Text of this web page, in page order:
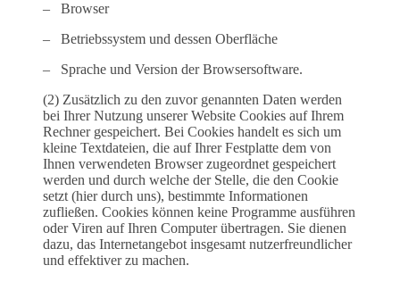
– Browser
– Betriebssystem und dessen Oberfläche
– Sprache und Version der Browsersoftware.
(2) Zusätzlich zu den zuvor genannten Daten werden
bei Ihrer Nutzung unserer Website Cookies auf Ihrem
Rechner gespeichert. Bei Cookies handelt es sich um
kleine Textdateien, die auf Ihrer Festplatte dem von
Ihnen verwendeten Browser zugeordnet gespeichert
werden und durch welche der Stelle, die den Cookie
setzt (hier durch uns), bestimmte Informationen
zufließen. Cookies können keine Programme ausführen
oder Viren auf Ihren Computer übertragen. Sie dienen
dazu, das Internetangebot insgesamt nutzerfreundlicher
und effektiver zu machen.